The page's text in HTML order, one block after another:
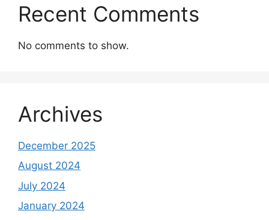
Recent Comments
No comments to show.
Archives
December 2025
August 2024
July 2024
January 2024